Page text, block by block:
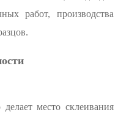
работ, производства
место склеивания